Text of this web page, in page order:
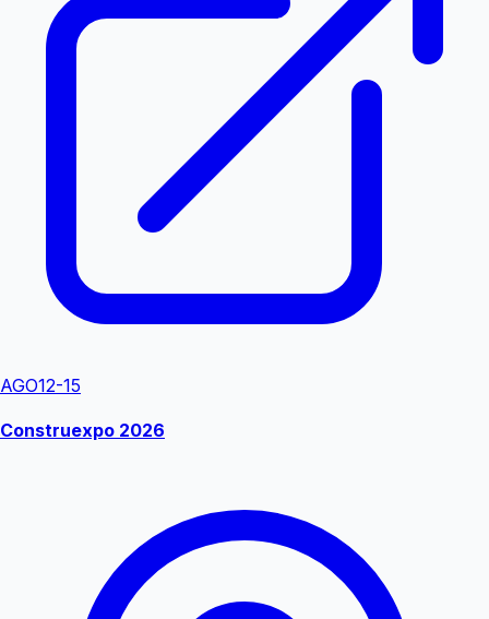
AGO12-15
Construexpo 2026